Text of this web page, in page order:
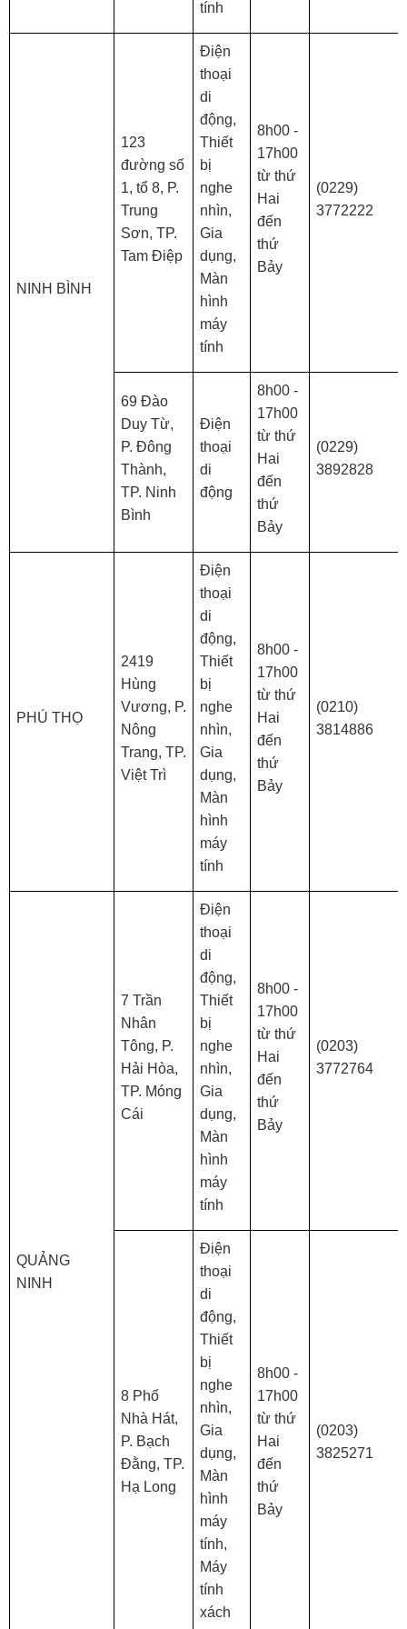
tính
NINH BÌNH
123
đường số
1, tổ 8, P.
Trung
Sơn, TP.
Tam Điệp
Điện
thoại
di
động,
Thiết
bị
nghe
nhìn,
Gia
dụng,
Màn
hình
máy
tính
8h00 -
17h00
từ thứ
Hai
đến
thứ
Bảy
(0229)
3772222
69 Đào
Duy Từ,
P. Đông
Thành,
TP. Ninh
Bình
Điện
thoại
di
động
8h00 -
17h00
từ thứ
Hai
đến
thứ
Bảy
(0229)
3892828
PHÚ THỌ
2419
Hùng
Vương, P.
Nông
Trang, TP.
Việt Trì
Điện
thoại
di
động,
Thiết
bị
nghe
nhìn,
Gia
dụng,
Màn
hình
máy
tính
8h00 -
17h00
từ thứ
Hai
đến
thứ
Bảy
(0210)
3814886
QUẢNG
NINH
7 Trần
Nhân
Tông, P.
Hải Hòa,
TP. Móng
Cái
Điện
thoại
di
động,
Thiết
bị
nghe
nhìn,
Gia
dụng,
Màn
hình
máy
tính
8h00 -
17h00
từ thứ
Hai
đến
thứ
Bảy
(0203)
3772764
8 Phố
Nhà Hát,
P. Bạch
Đằng, TP.
Hạ Long
Điện
thoại
di
động,
Thiết
bị
nghe
nhìn,
Gia
dụng,
Màn
hình
máy
tính,
Máy
tính
xách
8h00 -
17h00
từ thứ
Hai
đến
thứ
Bảy
(0203)
3825271